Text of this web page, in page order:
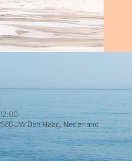
JW Den Haag, Nederland